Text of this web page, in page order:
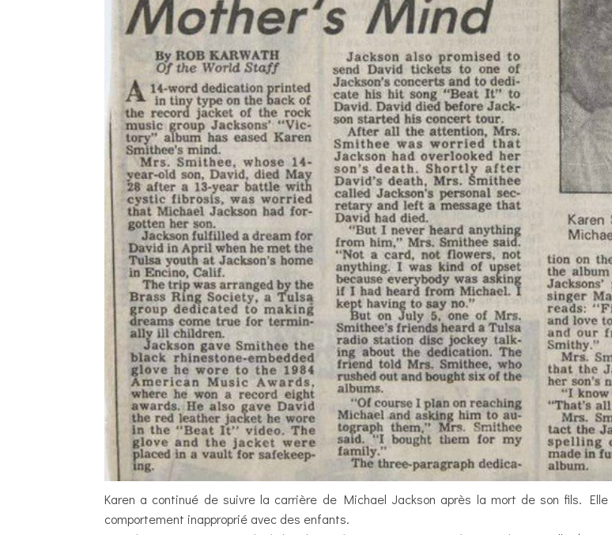
Karen a continué de suivre la carrière de Michael Jackson après la mort de son fils.
comportement inapproprié avec des enfants.